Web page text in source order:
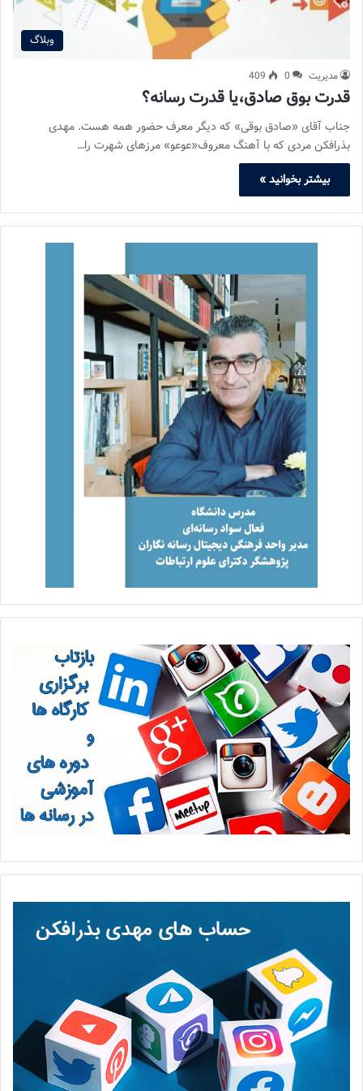
وبلاگ
مدیریت 0
409
قدرت بوق صادق،یا قدرت رسانه؟
جناب آقای «صادق بوقی» که دیگر معرف حضور همه هست. مهدی
بذرافکن مردی که با آهنگ معروف«عوعو» مرزهای شهرت را…
بیشتر بخوانید »